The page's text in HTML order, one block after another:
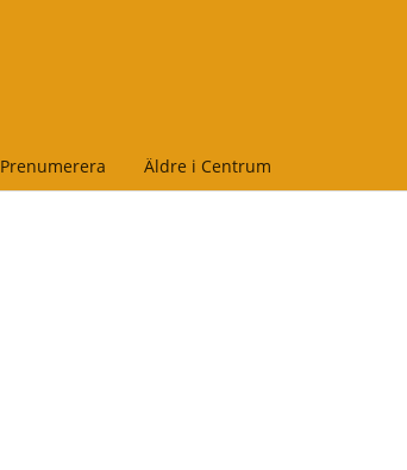
Prenumerera Äldre i Centrum